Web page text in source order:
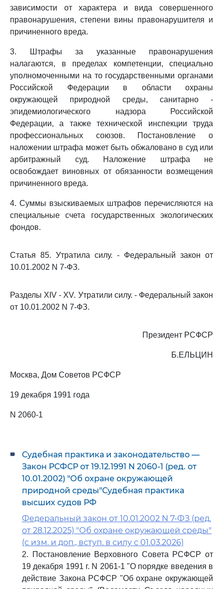
зависимости от характера и вида совершенного
правонарушения, степени вины правонарушителя и
причиненного вреда.
3. Штрафы за указанные правонарушения
налагаются, в пределах компетенции, специально
уполномоченными на то государственными органами
Российской Федерации в области охраны
окружающей природной среды, санитарно -
эпидемиологического надзора Российской
Федерации, а также технической инспекции труда
профессиональных союзов. Постановление о
наложении штрафа может быть обжаловано в суд или
арбитражный суд. Наложение штрафа не
освобождает виновных от обязанности возмещения
причиненного вреда.
4. Суммы взыскиваемых штрафов перечисляются на
специальные счета государственных экологических
фондов.
Статья 85. Утратила силу. - Федеральный закон от
10.01.2002 N 7-ФЗ.
Разделы XIV - XV. Утратили силу. - Федеральный закон
от 10.01.2002 N 7-ФЗ.
Президент РСФСР
Б.ЕЛЬЦИН
Москва, Дом Советов РСФСР
19 декабря 1991 года
N 2060-1
Судебная практика и законодательство —
Закон РСФСР от 19.12.1991 N 2060-1 (ред. от
10.01.2002) "Об охране окружающей
природной среды"Судебная практика
высших судов РФ
Федеральный закон от 10.01.2002 N 7-ФЗ (ред.
от 28.12.2025) "Об охране окружающей среды"
(с изм. и доп., вступ. в силу с 01.03.2026)
2. Постановление Верховного Совета РСФСР от
19 декабря 1991 г. N 2061-1 "О порядке введения в
действие Закона РСФСР "Об охране окружающей